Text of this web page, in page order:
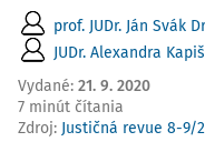
prof. JUDr. Ján Svák
JUDr. Alexandra
Vydané: 21. 9. 2020
7 minút čítania
Zdroj: Justičná revue 8-9/